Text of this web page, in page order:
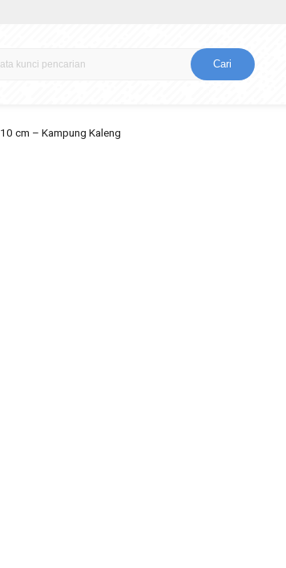
Cari
cm – Kampung Kaleng